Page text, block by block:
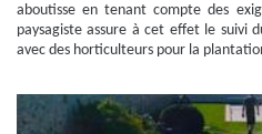
aboutisse en tenant compte des
paysagiste assure à cet effet le
avec des horticulteurs pour la